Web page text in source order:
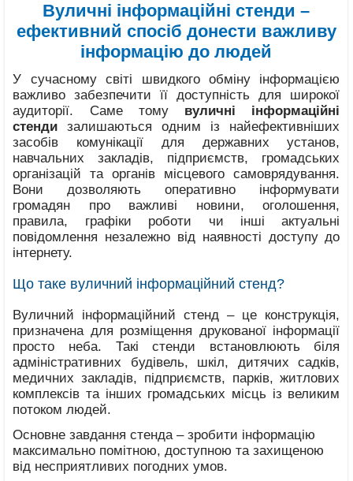
Вуличні інформаційні стенди –
ефективний спосіб донести важливу
інформацію до людей
У сучасному світі швидкого обміну інформацією
важливо забезпечити її доступність для широкої
аудиторії. Саме тому вуличні інформаційні
стенди залишаються одним із найефективніших
засобів комунікації для державних установ,
навчальних закладів, підприємств, громадських
організацій та органів місцевого самоврядування.
Вони дозволяють оперативно інформувати
громадян про важливі новини, оголошення,
правила, графіки роботи чи інші актуальні
повідомлення незалежно від наявності доступу до
інтернету.
Що таке вуличний інформаційний стенд?
Вуличний інформаційний стенд – це конструкція,
призначена для розміщення друкованої інформації
просто неба. Такі стенди встановлюють біля
адміністративних будівель, шкіл, дитячих садків,
медичних закладів, підприємств, парків, житлових
комплексів та інших громадських місць із великим
потоком людей.
Основне завдання стенда – зробити інформацію
максимально помітною, доступною та захищеною
від несприятливих погодних умов.